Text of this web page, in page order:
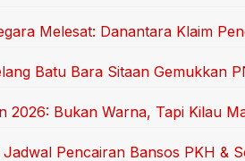
Melesat: Danantara Klaim
Batu Bara Sitaan Gemukkan
2026: Bukan Warna, Tapi Kilau
Pencairan Bansos PKH &